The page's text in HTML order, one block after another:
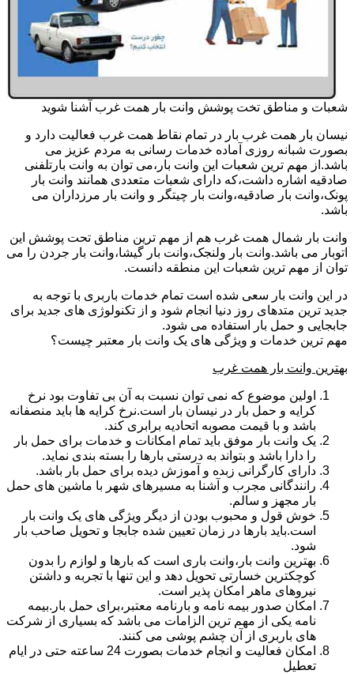
شعبات و مناطق تخت پوشش وانت بار همت غرب آشنا شوید
نیسان بار همت غرب بار در تمام نقاط همت غرب فعالیت دارد و
بصورت شبانه روزی آماده خدمات رسانی به مردم عزیز می
باشد.از مهم ترین شعبات این وانت بار،می توان به وانت بارتلفنی
صادقیه اشاره داشت،که دارای شعبات متعددی همانند وانت بار
پونک،وانت بار صادقیه،وانت بار چیتگر و وانت بار مرزداران می
باشد.
وانت بار شمال همت غرب هم از مهم ترین مناطق تحت پوشش این
اتوبار می باشد.وانت بار ولنجک،وانت بار گیشا،وانت بار جردن را می
توان از مهم ترین شعبات این منطقه دانست.
در این وانت بار سعی شده است تمام خدمات باربری با توجه به
جدید ترین متدهای روز دنیا انجام شود و از تکنولوژی های جدید برای
جابجایی و حمل بار استفاده می شود.
مهم ترین خدمات و ویژگی های یک وانت بار معتبر چیست؟
بهترین وانت بار همت غرب
اولین موضوع که نمی توان نسبت به آن بی تفاوت بود نرخ
کرایه و حمل بار در نیسان بار است.نرخ کرایه ها باید منصفانه
باشد و با قیمت مصوبه اتحادیه برابری کند.
یک وانت بار موفق باید تمام امکانات و خدمات برای حمل بار
را دارا باشد و بتواند به درستی بارها را بسته بندی نماید.
دارای کارگرانی زبده و آموزش دیده برای حمل بار باشد.
رانندگانی مجرب و آشنا به مسیرهای شهر با ماشین های حمل
بار مجهز و سالم.
خوش قول و محبوب بودن از دیگر ویژگی های یک وانت بار
است.باید بارها در زمان تعیین شده جابجا و تحویل صاحب بار
شود.
بهترین وانت بار،وانت باری است که بارها و لوازم را بدون
کوچکترین خسارتی تحویل دهد و این تنها با تجربه و داشتن
نیروهای ماهر امکان پذیر است.
امکان صدور بیمه نامه و بارنامه معتبر،برای حمل بار.بیمه
نامه یکی از مهم ترین الزامات می باشد که بسیاری از شرکت
های باربری از آن چشم پوشی می کنند.
امکان فعالیت و انجام خدمات بصورت 24 ساعته حتی در ایام
تعطیل